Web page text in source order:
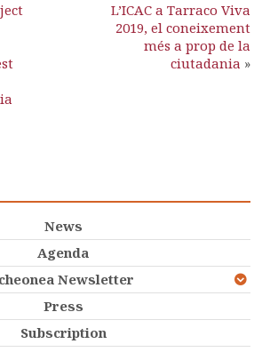
L’ICAC a Tarraco Viva
2019, el coneixement
més a prop de la
ciutadania »
News
Agenda
Newsletter
Press
Subscription